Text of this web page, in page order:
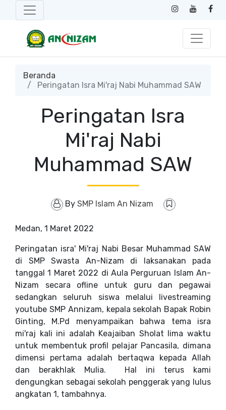
Beranda
Peringatan Isra Mi'raj Nabi Muhammad SAW
Peringatan Isra
Mi'raj Nabi
Muhammad SAW
By SMP Islam An Nizam
Medan, 1 Maret 2022
Peringatan isra' Mi'raj Nabi Besar Muhammad SAW
di SMP Swasta An-Nizam di laksanakan pada
tanggal 1 Maret 2022 di Aula Perguruan Islam An-
Nizam secara ofline untuk guru dan pegawai
sedangkan seluruh siswa melalui livestreaming
youtube SMP Annizam, kepala sekolah Bapak Robin
Ginting, M.Pd menyampaikan bahwa tema isra
mi'raj kali ini adalah Keajaiban Sholat lima waktu
untuk membentuk profil pelajar Pancasila, dimana
dimensi pertama adalah bertaqwa kepada Allah
dan berakhlak Mulia. Hal ini terus kami
dengungkan sebagai sekolah penggerak yang lulus
angkatan 1, tambahnya.